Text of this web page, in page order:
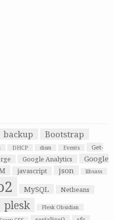
backup
Bootstrap
DHCP dism Events
Get-
Google Analytics
Google
javascript json libsass
MySQL Netbeans
plesk Plesk Obsidian